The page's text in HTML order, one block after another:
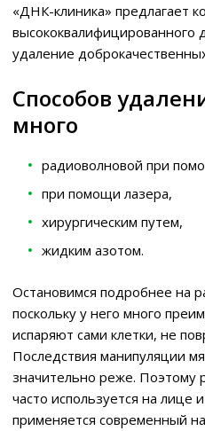
«ДНК-клиника» предлагает
высококвалифицированного
удаление
Способов
много
радиоволновой при
при помощи лазера,
хирургическим путем,
жидким азотом.
Остановимся подробнее на
поскольку у него много
испаряют сами клетки, не
Последствия манипуляции
значительно реже. Поэтому
часто используется на
применяется современный